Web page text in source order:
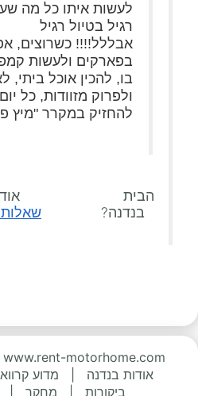
לעשות איתו כל מה
רגיל בטיול רגיל
אבללל!!!! כשרוצים,
בפארקים ולעשות
בו, להכין אוכל ביתי,
ולפרוק מזוודות, כל
להחזיק במקרר "מיץ
הבית
בנדנה? שאלות
www.rent-motorhome.com
אודות בנדנה
מדוע
ביקורות
מחקר